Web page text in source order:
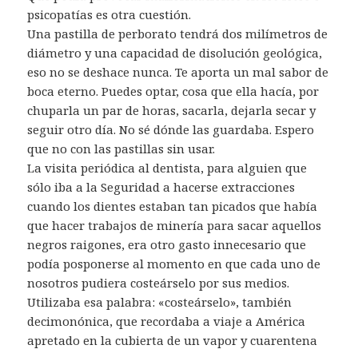
psicopatías es otra cuestión.
Una pastilla de perborato tendrá dos milímetros de
diámetro y una capacidad de disolución geológica,
eso no se deshace nunca. Te aporta un mal sabor de
boca eterno. Puedes optar, cosa que ella hacía, por
chuparla un par de horas, sacarla, dejarla secar y
seguir otro día. No sé dónde las guardaba. Espero
que no con las pastillas sin usar.
La visita periódica al dentista, para alguien que
sólo iba a la Seguridad a hacerse extracciones
cuando los dientes estaban tan picados que había
que hacer trabajos de minería para sacar aquellos
negros raigones, era otro gasto innecesario que
podía posponerse al momento en que cada uno de
nosotros pudiera costeárselo por sus medios.
Utilizaba esa palabra: «costeárselo», también
decimonónica, que recordaba a viaje a América
apretado en la cubierta de un vapor y cuarentena